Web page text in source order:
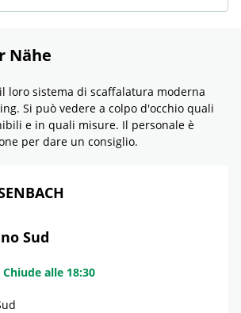
Nähe
loro sistema di scaffalatura moderna
Si può vedere a colpo d'occhio quali
e in quali misure. Il personale è
per dare un consiglio.
Sud
Chiude alle 18:30